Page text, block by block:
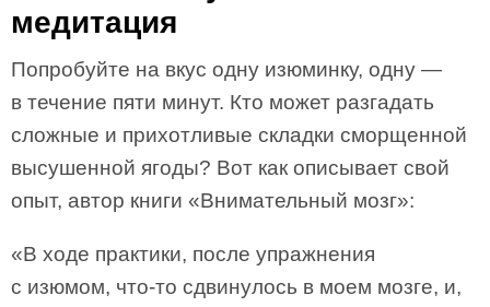
медитация
Попробуйте на вкус одну изюминку, одну —
в течение пяти минут. Кто может разгадать
сложные и прихотливые складки сморщенной
высушенной ягоды? Вот как описывает свой
опыт, автор книги «Внимательный мозг»:
«В ходе практики, после упражнения
с изюмом, что-то сдвинулось в моем мозге, и,